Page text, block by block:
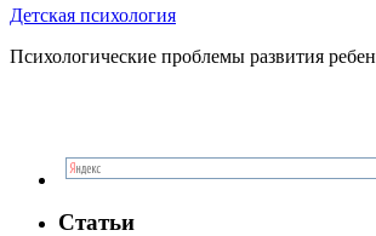
Детская психология
Психологические проблемы развития
Статьи